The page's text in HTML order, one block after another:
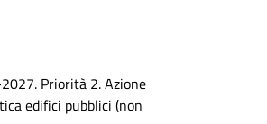
Priorità 2. Azione
edifici pubblici (non